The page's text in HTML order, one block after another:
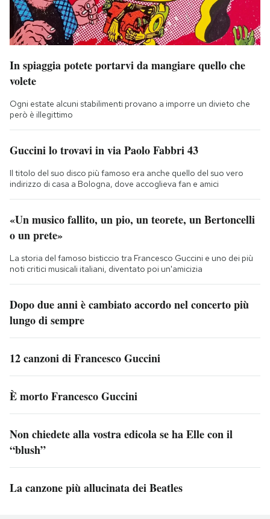
In spiaggia potete portarvi da mangiare quello che
volete
Ogni estate alcuni stabilimenti provano a imporre un divieto che
però è illegittimo
Guccini lo trovavi in via Paolo Fabbri 43
Il titolo del suo disco più famoso era anche quello del suo vero
indirizzo di casa a Bologna, dove accoglieva fan e amici
«Un musico fallito, un pio, un teorete, un Bertoncelli
o un prete»
La storia del famoso bisticcio tra Francesco Guccini e uno dei più
noti critici musicali italiani, diventato poi un'amicizia
Dopo due anni è cambiato accordo nel concerto più
lungo di sempre
12 canzoni di Francesco Guccini
È morto Francesco Guccini
Non chiedete alla vostra edicola se ha Elle con il
“blush”
La canzone più allucinata dei Beatles